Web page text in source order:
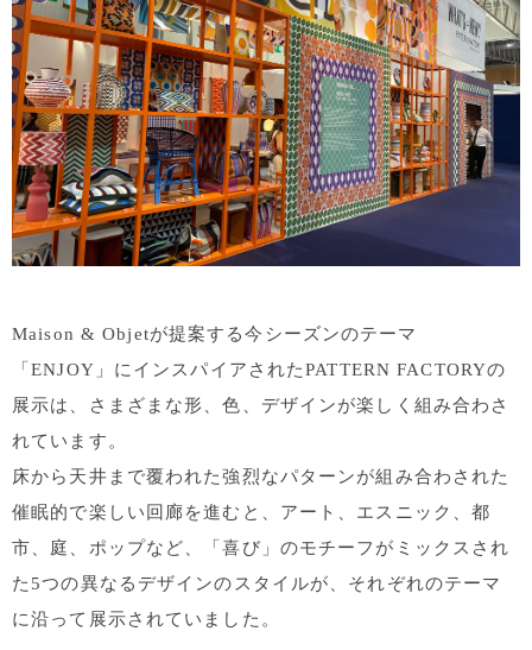
Maison & Objetが提案する今シーズンのテーマ
「ENJOY」にインスパイアされたPATTERN FACTORYの
展示は、さまざまな形、色、デザインが楽しく組み合わさ
れています。
床から天井まで覆われた強烈なパターンが組み合わされた
催眠的で楽しい回廊を進むと、アート、エスニック、都
市、庭、ポップなど、「喜び」のモチーフがミックスされ
た5つの異なるデザインのスタイルが、それぞれのテーマ
に沿って展示されていました。